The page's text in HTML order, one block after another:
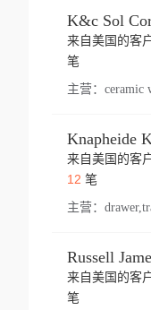
K&c Sol
来自美国的客
笔
主营： ceramic
来自美国的客
12 笔
主营：
来自美国的客
笔